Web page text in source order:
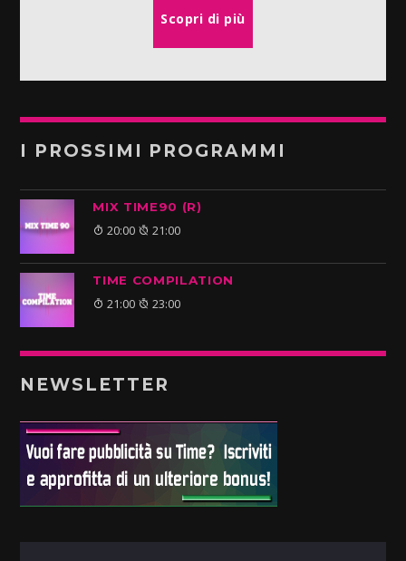
Scopri di più
I PROSSIMI PROGRAMMI
MIX TIME90 (R)
20:00 21:00
TIME COMPILATION
21:00 23:00
NEWSLETTER